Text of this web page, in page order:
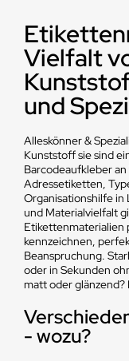
Vielfalt
und
Alleskönner &
Kunststoff sie sind
Barcodeaufkleber
Adressetiketten,
Organisationshilfe in
und Materialvielfalt
Etikettenmaterialien
kennzeichnen,
Beanspruchung.
oder in Sekunden
matt oder
- wozu?